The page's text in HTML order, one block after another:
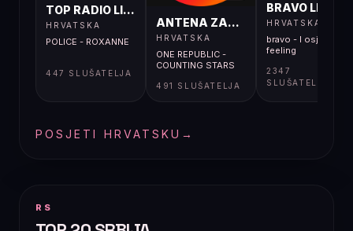
TOP RADIO LIVE
HRVATSKA
POLICE - ROXANNE
447 SLUŠATELJA
ANTENA ZAGREB LIVE
HRVATSKA
ONE REPUBLIC -
COUNTING STARS
491 SLUŠATELJA
BRAVO LIVE
HRVATSKA
bravo - I osjećaj i
feeling
2347
SLUŠATELJA
POSJETI HRVATSKU →
RS